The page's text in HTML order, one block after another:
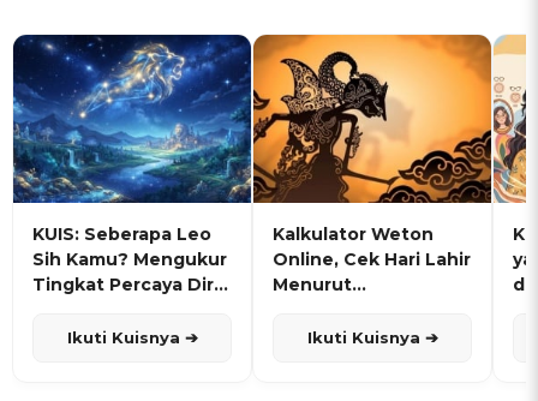
KUIS: Seberapa Leo
Sih Kamu? Mengukur
Tingkat Percaya Diri
Ikuti Kuisnya ➔
Kalkulator Weton
Online, Cek Hari Lahir
Menurut
Ikuti Kuisnya ➔